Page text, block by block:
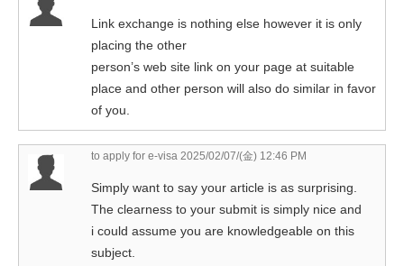
Link exchange is nothing else however it is only
placing the other
person’s web site link on your page at suitable
place and other person will also do similar in favor
of you.
to apply for e-visa 2025/02/07/(金) 12:46 PM
Simply want to say your article is as surprising.
The clearness to your submit is simply nice and
i could assume you are knowledgeable on this
subject.